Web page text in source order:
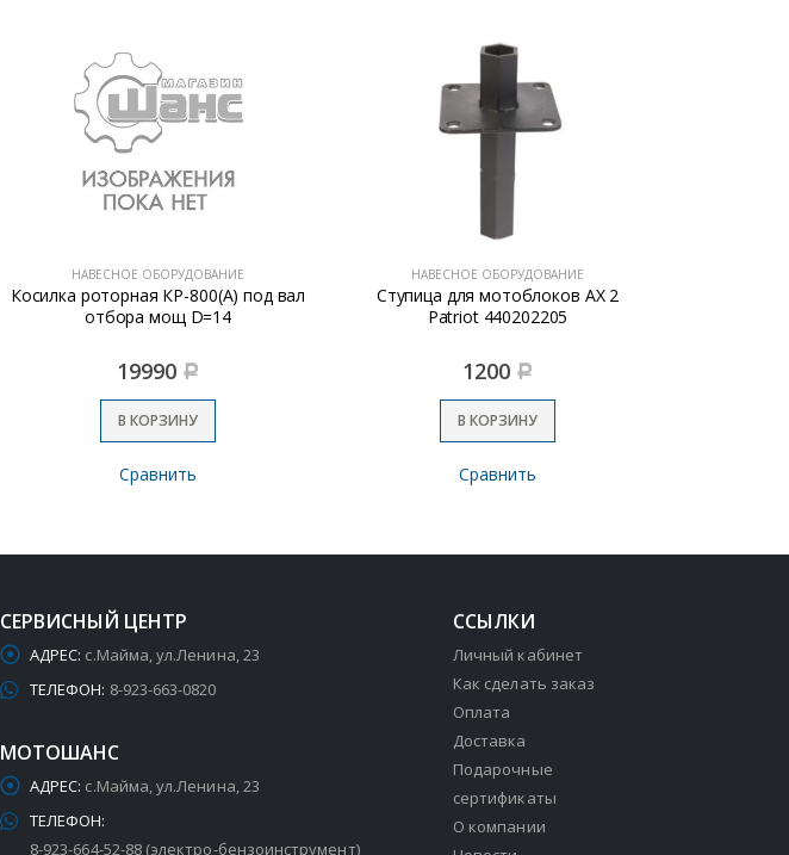
НАВЕСНОЕ ОБОРУДОВАНИЕ
Косилка роторная КР-800(А) под вал
отбора мощ D=14
19990 Р
В КОРЗИНУ
Сравнить
НАВЕСНОЕ ОБОРУДОВАНИЕ
Ступица для мотоблоков AX 2
Patriot 440202205
1200 Р
В КОРЗИНУ
Сравнить
СЕРВИСНЫЙ ЦЕНТР
АДРЕС: с.Майма, ул.Ленина, 23
ТЕЛЕФОН: 8-923-663-0820
МОТОШАНС
АДРЕС: с.Майма, ул.Ленина, 23
ТЕЛЕФОН:
8-923-664-52-88 (электро-бензоинструмент)
ССЫЛКИ
Личный кабинет
Как сделать заказ
Оплата
Доставка
Подарочные
сертификаты
О компании